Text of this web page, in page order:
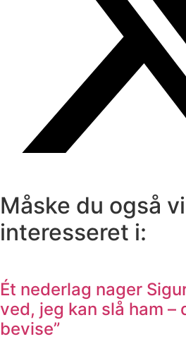
Måske du også
interesseret i:
Ét nederlag nager
ved, jeg kan slå ham –
bevise”